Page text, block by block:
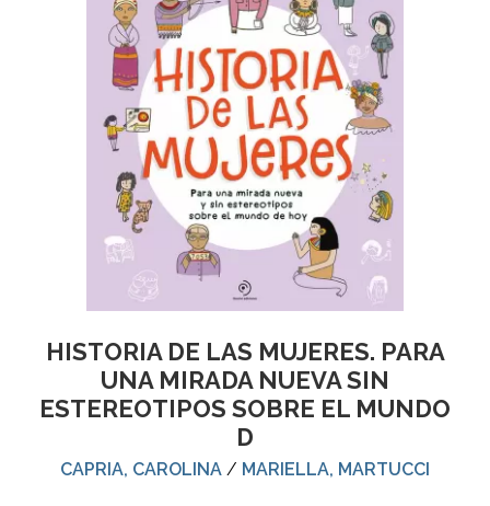
HISTORIA DE LAS MUJERES. PARA
UNA MIRADA NUEVA SIN
ESTEREOTIPOS SOBRE EL MUNDO
D
CAPRIA, CAROLINA / MARIELLA, MARTUCCI